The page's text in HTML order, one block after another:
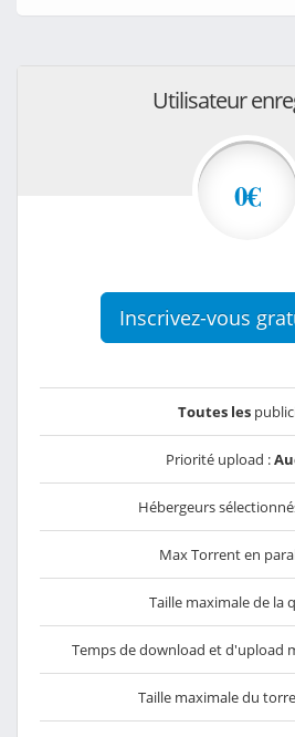
Utilisateur
0€
Inscrivez-vous
Toutes les
Priorité upload :
Hébergeurs
Max Torrent en
Taille maximale de la
Temps de download et d'upload
Taille maximale du